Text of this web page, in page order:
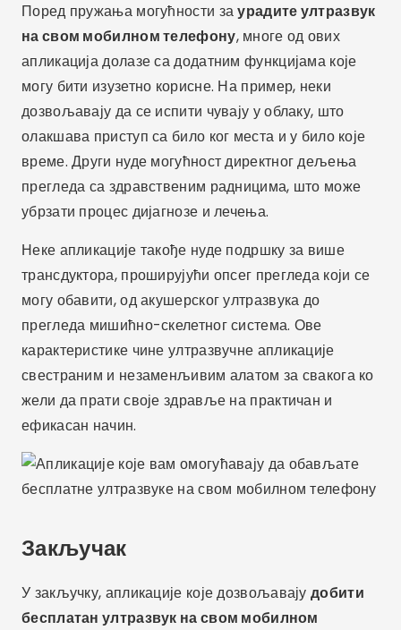
Поред пружања могућности заурадите ултразвук
на свом мобилном телефону, многе од ових
апликација долазе са додатним функцијама које
могу бити изузетно корисне. На пример, неки
дозвољавају да се испити чувају у облаку, што
олакшава приступ са било ког места и у било које
време. Други нуде могућност директног дељења
прегледа са здравственим радницима, што може
убрзати процес дијагнозе и лечења.
Неке апликације такође нуде подршку за више
трансдуктора, проширујући опсег прегледа који се
могу обавити, од акушерског ултразвука до
прегледа мишићно-скелетног система. Ове
карактеристике чине ултразвучне апликације
свестраним и незаменљивим алатом за свакога ко
жели да прати своје здравље на практичан и
ефикасан начин.
Закључак
У закључку, апликације које дозвољавају добити
бесплатан ултразвук на свом мобилном